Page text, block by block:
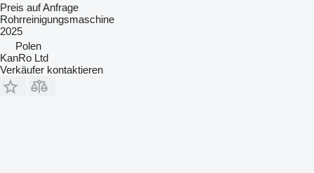
Preis auf Anfrage
Rohrreinigungsmaschine
2025
Polen
KanRo Ltd
Verkäufer kontaktieren